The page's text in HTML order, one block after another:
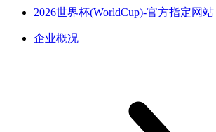
2026世界杯(WorldCup)-官方指定网站
企业概况